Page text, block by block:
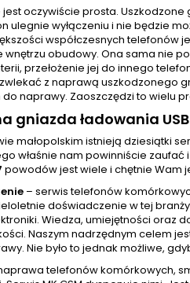
oczywiście prosta. Uszkodzone
ulegnie wyłączeniu i nie będzie
współczesnych
wnętrzu obudowy. Ona sama nie
przełożenie jej do innego
z naprawą uszkodzonego
naprawy. Zaoszczędzi to wielu
gniazda ładowania
małopolskim istnieją dziesiątki
właśnie nam powinniście
powodów jest wiele i chętnie Wam
– serwis telefonów
doświadczenie w tej
Wiedza, umiejętności oraz
Naszym nadrzędnym celem
Nie było to jednak możliwe,
telefonów komórkowych,